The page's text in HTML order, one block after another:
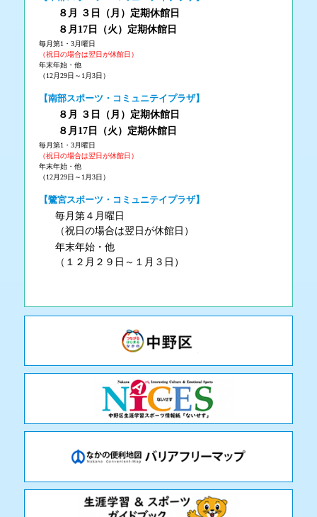
８月 ３ 日（月 ） 定期休館日
８月17日（火 ）定期休館日
毎月第1・3月曜日
（祝日の場合は翌日が休館日）
年末年始・他
（12月29日～1月3日）
【南部スポーツ・コミュニテイプラザ】
８月 ３ 日（月 ） 定期休館日
８月17日（火 ）定期休館日
毎月第1・3月曜日
（祝日の場合は翌日が休館日）
年末年始・他
（12月29日～1月3日）
【鷺宮スポーツ・コミュニテイプラザ】
毎月第４月曜日
（祝日の場合は翌日が休館日）
年末年始・他
（１２月２９日～１月３日）